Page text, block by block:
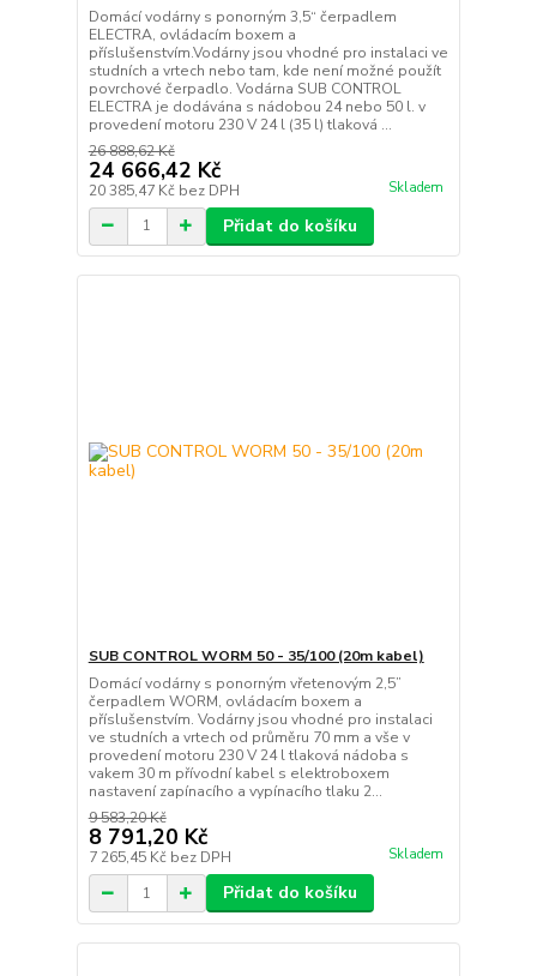
Domácí vodárny s ponorným 3,5“ čerpadlem
ELECTRA, ovládacím boxem a
příslušenstvím.Vodárny jsou vhodné pro instalaci ve
studních a vrtech nebo tam, kde není možné použít
povrchové čerpadlo. Vodárna SUB CONTROL
ELECTRA je dodávána s nádobou 24 nebo 50 l. v
provedení motoru 230 V 24 l (35 l) tlaková ...
26 888,62 Kč
24 666,42 Kč
20 385,47 Kč bez DPH Skladem
Přidat do košíku
SUB CONTROL WORM 50 - 35/100 (20m kabel)
Domácí vodárny s ponorným vřetenovým 2,5”
čerpadlem WORM, ovládacím boxem a
příslušenstvím. Vodárny jsou vhodné pro instalaci
ve studních a vrtech od průměru 70 mm a vše v
provedení motoru 230 V 24 l tlaková nádoba s
vakem 30 m přívodní kabel s elektroboxem
nastavení zapínacího a vypínacího tlaku 2...
9 583,20 Kč
8 791,20 Kč
7 265,45 Kč bez DPH Skladem
Přidat do košíku